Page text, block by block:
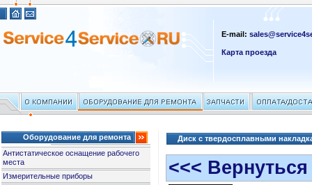
E-mail:
Карта проезда
Оборудование для ремонта
Антистатическое оснащение рабочего
места
Измерительные приборы
Диск с твердосплавными
<<<